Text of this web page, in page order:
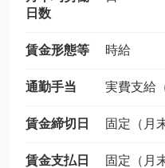
日数
賃金形態等 時給
通勤手当 実費支給
賃金締切日 固定（月
賃金支払日 固定（